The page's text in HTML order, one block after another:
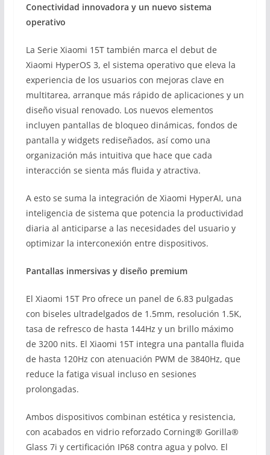
Conectividad innovadora y un nuevo sistema
operativo
La Serie Xiaomi 15T también marca el debut de
Xiaomi HyperOS 3, el sistema operativo que eleva la
experiencia de los usuarios con mejoras clave en
multitarea, arranque más rápido de aplicaciones y un
diseño visual renovado. Los nuevos elementos
incluyen pantallas de bloqueo dinámicas, fondos de
pantalla y widgets rediseñados, así como una
organización más intuitiva que hace que cada
interacción se sienta más fluida y atractiva.
A esto se suma la integración de Xiaomi HyperAI, una
inteligencia de sistema que potencia la productividad
diaria al anticiparse a las necesidades del usuario y
optimizar la interconexión entre dispositivos.
Pantallas inmersivas y diseño premium
El Xiaomi 15T Pro ofrece un panel de 6.83 pulgadas
con biseles ultradelgados de 1.5mm, resolución 1.5K,
tasa de refresco de hasta 144Hz y un brillo máximo
de 3200 nits. El Xiaomi 15T integra una pantalla fluida
de hasta 120Hz con atenuación PWM de 3840Hz, que
reduce la fatiga visual incluso en sesiones
prolongadas.
Ambos dispositivos combinan estética y resistencia,
con acabados en vidrio reforzado Corning® Gorilla®
Glass 7i y certificación IP68 contra agua y polvo. El